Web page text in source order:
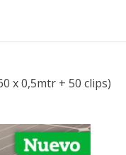
x 0,5mtr + 50 clips)